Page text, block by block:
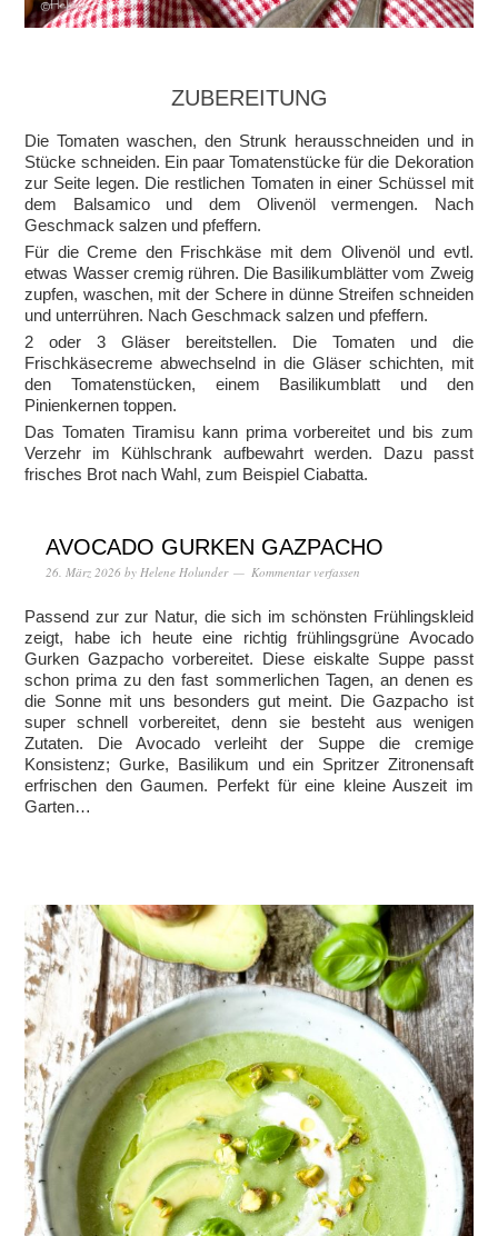
ZUBEREITUNG
Die Tomaten waschen, den Strunk herausschneiden und in
Stücke schneiden. Ein paar Tomatenstücke für die Dekoration
zur Seite legen. Die restlichen Tomaten in einer Schüssel mit
dem Balsamico und dem Olivenöl vermengen. Nach
Geschmack salzen und pfeffern.
Für die Creme den Frischkäse mit dem Olivenöl und evtl.
etwas Wasser cremig rühren. Die Basilikumblätter vom Zweig
zupfen, waschen, mit der Schere in dünne Streifen schneiden
und unterrühren. Nach Geschmack salzen und pfeffern.
2 oder 3 Gläser bereitstellen. Die Tomaten und die
Frischkäsecreme abwechselnd in die Gläser schichten, mit
den Tomatenstücken, einem Basilikumblatt und den
Pinienkernen toppen.
Das Tomaten Tiramisu kann prima vorbereitet und bis zum
Verzehr im Kühlschrank aufbewahrt werden. Dazu passt
frisches Brot nach Wahl, zum Beispiel Ciabatta.
AVOCADO GURKEN GAZPACHO
26. März 2026 by Helene Holunder Kommentar verfassen
Passend zur zur Natur, die sich im schönsten Frühlingskleid
zeigt, habe ich heute eine richtig frühlingsgrüne Avocado
Gurken Gazpacho vorbereitet. Diese eiskalte Suppe passt
schon prima zu den fast sommerlichen Tagen, an denen es
die Sonne mit uns besonders gut meint. Die Gazpacho ist
super schnell vorbereitet, denn sie besteht aus wenigen
Zutaten. Die Avocado verleiht der Suppe die cremige
Konsistenz; Gurke, Basilikum und ein Spritzer Zitronensaft
erfrischen den Gaumen. Perfekt für eine kleine Auszeit im
Garten…